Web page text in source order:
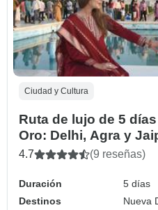
Ciudad y Cultura
Ruta de lujo de 5
Oro: Delhi, Agra y
4.7 (9 reseñas)
Duración
5 días
Destinos
Nueva